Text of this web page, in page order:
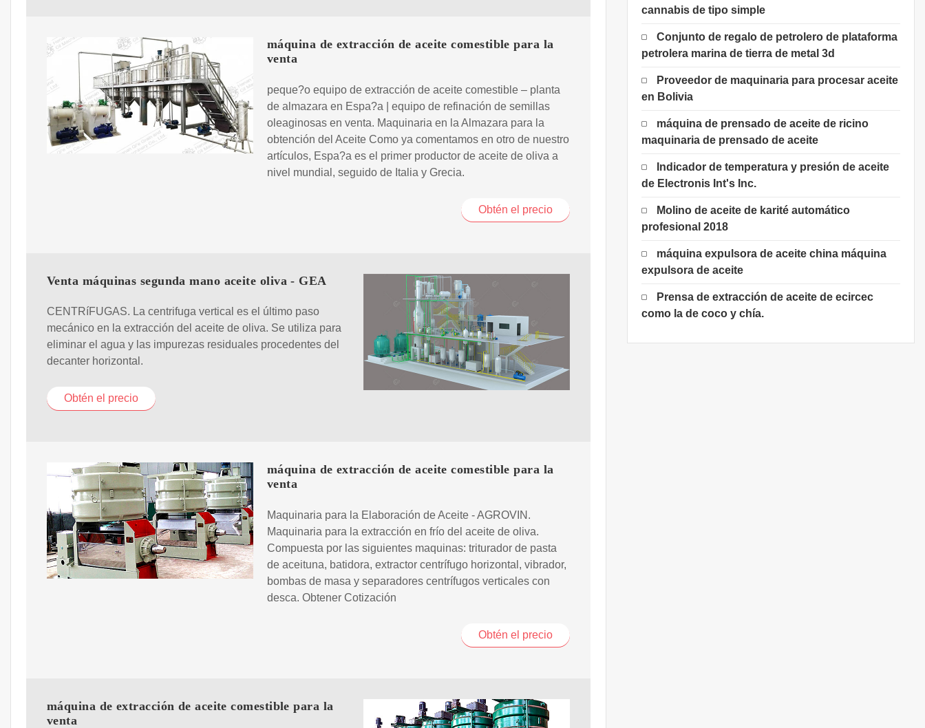
máquina de extracción de aceite comestible para la
venta
peque?o equipo de extracción de aceite comestible – planta
de almazara en Espa?a | equipo de refinación de semillas
oleaginosas en venta. Maquinaria en la Almazara para la
obtención del Aceite Como ya comentamos en otro de nuestro
artículos, Espa?a es el primer productor de aceite de oliva a
nivel mundial, seguido de Italia y Grecia.
Obtén el precio
Venta máquinas segunda mano aceite oliva - GEA
CENTRíFUGAS. La centrifuga vertical es el último paso
mecánico en la extracción del aceite de oliva. Se utiliza para
eliminar el agua y las impurezas residuales procedentes del
decanter horizontal.
Obtén el precio
máquina de extracción de aceite comestible para la
venta
Maquinaria para la Elaboración de Aceite - AGROVIN.
Maquinaria para la extracción en frío del aceite de oliva.
Compuesta por las siguientes maquinas: triturador de pasta
de aceituna, batidora, extractor centrífugo horizontal, vibrador,
bombas de masa y separadores centrífugos verticales con
desca. Obtener Cotización
Obtén el precio
máquina de extracción de aceite comestible para la
venta
cannabis de tipo simple
Conjunto de regalo de petrolero de plataforma
petrolera marina de tierra de metal 3d
Proveedor de maquinaria para procesar aceite
en Bolivia
máquina de prensado de aceite de ricino
maquinaria de prensado de aceite
Indicador de temperatura y presión de aceite
de Electronis Int's Inc.
Molino de aceite de karité automático
profesional 2018
máquina expulsora de aceite china máquina
expulsora de aceite
Prensa de extracción de aceite de ecircec
como la de coco y chía.